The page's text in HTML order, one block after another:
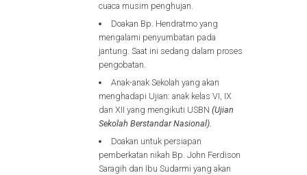
cuaca musim penghujan.
Doakan Bp. Hendratmo yang
mengalami penyumbatan pada
jantung. Saat ini sedang dalam proses
pengobatan.
Anak-anak Sekolah yang akan
menghadapi Ujian: anak kelas VI, IX
dan XII yang mengikuti USBN (Ujian
Sekolah Berstandar Nasional).
Doakan untuk persiapan
pemberkatan nikah Bp. John Ferdison
Saragih dan Ibu Sudarmi yang akan